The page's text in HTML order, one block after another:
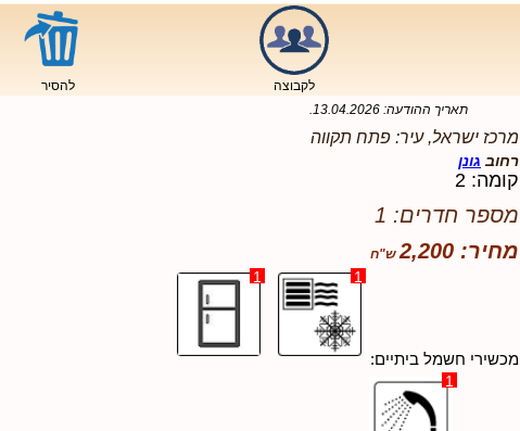
לקבוצה
להסיר
תאריך ההודעה: 13.04.2026
.
מרכז ישראל, עיר: פתח תקווה
רחוב גונן
קומה: 2
מספר חדרים: 1
מחיר: 2,200
מכשירי חשמל ביתיים:
1
1
1